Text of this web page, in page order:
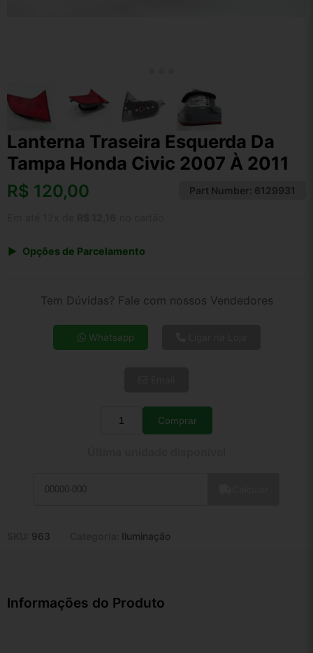
Lanterna Traseira Esquerda Da
Tampa Honda Civic 2007 À 2011
R$ 120,00 Part Number: 6129931
Opções de Parcelamento
4x de R$ 33,26
5x de R$ 26,95
Tem Dúvidas? Fale com nossos Vendedores
Whatsapp
Quantidade
Comprar
963 Iluminação
Informações do Produto